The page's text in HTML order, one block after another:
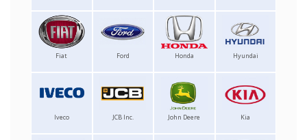
Fiat Ford Honda Hyundai
Iveco JCB Inc. John Deere Kia